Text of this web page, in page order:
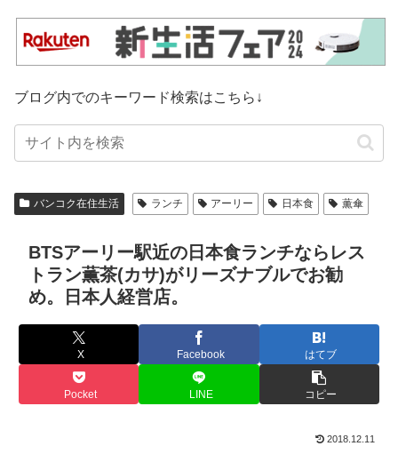
ブログ内でのキーワード検索はこちら↓
バンコク在住生活 ランチ アーリー 日本食 薫傘
BTSアーリー駅近の日本食ランチならレス
トラン薫茶(カサ)がリーズナブルでお勧
め。日本人経営店。
X Facebook はてブ
Pocket LINE コピー
2018.12.11